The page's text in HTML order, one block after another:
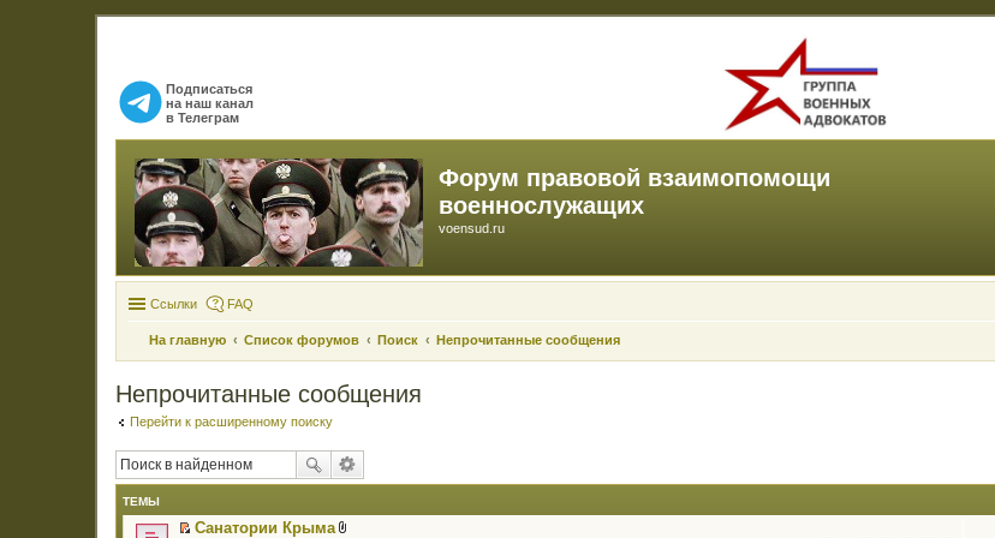
Подписаться
на наш канал
в Телеграм
Форум правовой взаимопомощи
военнослужащих
voensud.ru
Ссылки FAQ
На главную Список форумов Поиск Непрочитанные сообщения
Непрочитанные сообщения
Перейти к расширенному поиску
ТЕМЫ
Санатории Крыма